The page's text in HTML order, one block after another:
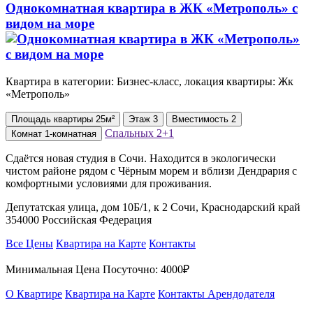
Однокомнатная квартира в ЖК «Метрополь» с
видом на море
Квартира в категории: Бизнес-класс, локация квартиры: Жк
«Метрополь»
Площадь квартиры 25м² Этаж 3 Вместимость 2
Комнат 1-комнатная Спальных 2+1
Сдаётся новая студия в Сочи. Находится в экологически
чистом районе рядом с Чёрным морем и вблизи Дендрария с
комфортными условиями для проживания.
Депутатская улица, дом 10Б/1, к 2 Сочи, Краснодарский край
354000 Российская Федерация
Все Цены Квартира на Карте Контакты
Минимальная Цена Посуточно: 4000₽
О Квартире Квартира на Карте Контакты Арендодателя